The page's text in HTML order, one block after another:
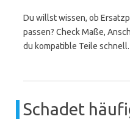
Du willst wissen, ob
passen? Check Maße,
du kompatible Teile schnell.
Schadet